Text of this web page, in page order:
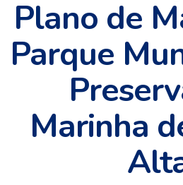
Plano de
Parque
Marinha